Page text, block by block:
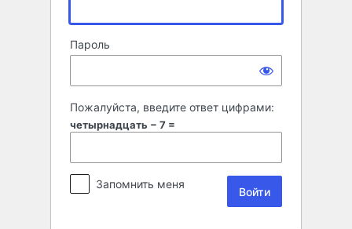
Пароль
Пожалуйста, введите ответ цифрами:
четырнадцать − 7 =
Запомнить меня